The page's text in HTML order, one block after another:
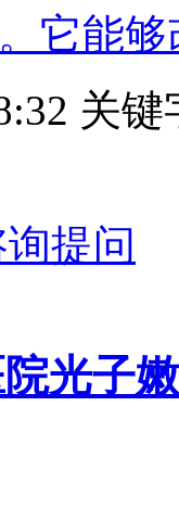
它能够
关键
提问
光子